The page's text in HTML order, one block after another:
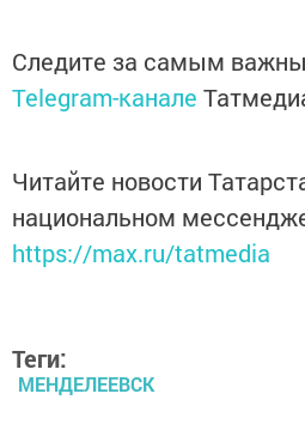
Следите за самым
Telegram-канале
Читайте новости
национальном
https://max.ru/tatmedia
Теги:
МЕНДЕЛЕЕВСК